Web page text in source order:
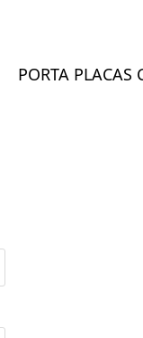
PORTA PLACAS